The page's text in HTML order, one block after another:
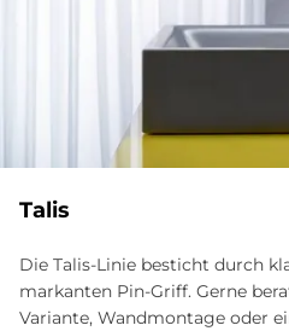
Ta­lis
Die Talis-Linie besticht durch
markanten Pin-Griff. Gerne
Variante, Wandmontage oder